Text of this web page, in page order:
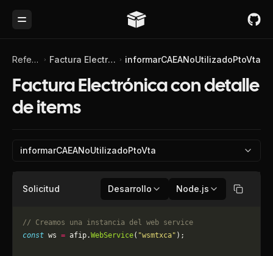
Toggle Menu
Referencia de API Factura Electrónica con detalle de items informarCAEANoUtilizadoPtoVta
Factura Electrónica con detalle
de items
informarCAEANoUtilizadoPtoVta
Solicitud Desarrollo Node.js Copiar
// Creamos una instancia del web service
const ws = afip.WebService( "wsmtxca" );